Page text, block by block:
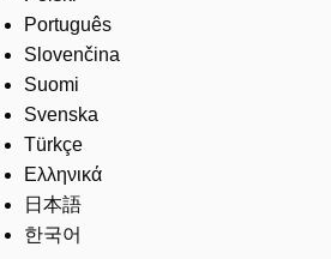
Português
Slovenčina
Suomi
Svenska
Türkçe
Ελληνικά
日本語
한국어